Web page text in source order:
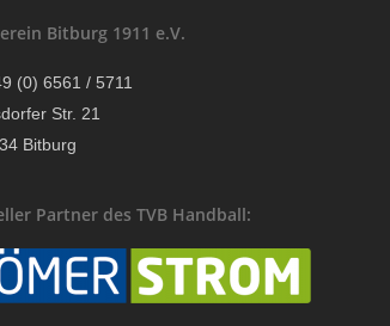
Bitburg 1911 e.V.
(0) 6561 / 5711
Str. 21
Bitburg
Partner des TVB Handball: